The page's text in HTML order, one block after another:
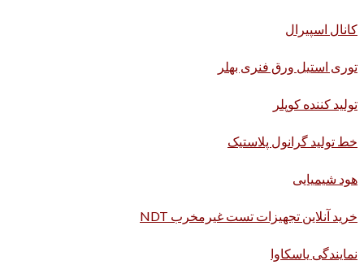
کانال اسپیرال
توری استیل ورق فنری بهلر
تولید کننده کوپلر
خط تولید گرانول پلاستیک
هود شیمیایی
خرید آنلاین تجهیزات تست غیرمخرب NDT
نمایندگی یاسکاوا